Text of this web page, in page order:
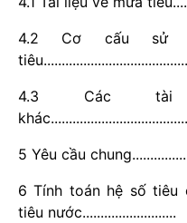
4.2 Cơ cấu sử
4.3 Các
5 Yêu cầu
6 Tính toán hệ số
tiêu nước..........................